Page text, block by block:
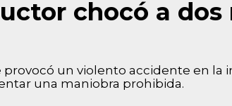
chocó a
un violento accidente en la
una maniobra prohibida.